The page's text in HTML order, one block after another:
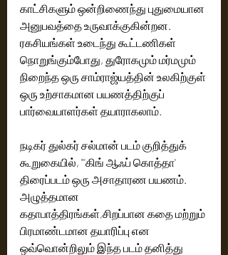
காட்சிகளும் ஒன்றிணைந்து புதுமையான
அனுபவத்தை உருவாக்குகின்றன.
ரகசியங்கள் உடைந்து கூட்டணிகள்
நொறுங்கும்போது, துரோகமும் மர்மமும்
நிறைந்த ஒரு சாம்ராஜ்யத்தின் உலகிற்குள்
ஒரு உற்சாகமான பயணத்திற்குப்
பார்வையாளர்கள் தயாராகலாம்.
நடிகர் துல்கர் சல்மான் படம் குறித்துக்
கூறுகையில், "'கிங் ஆஃப் கொத்தா'
திரைப்படம் ஒரு அசாதாரண பயணம்.
அழுத்தமான
கதாபாத்திரங்கள்,சிறப்பான கதை மற்றும்
பிரமாண்டமான தயாரிப்பு என
ஒவ்வொன்றிலும் இந்த படம் தனித்து